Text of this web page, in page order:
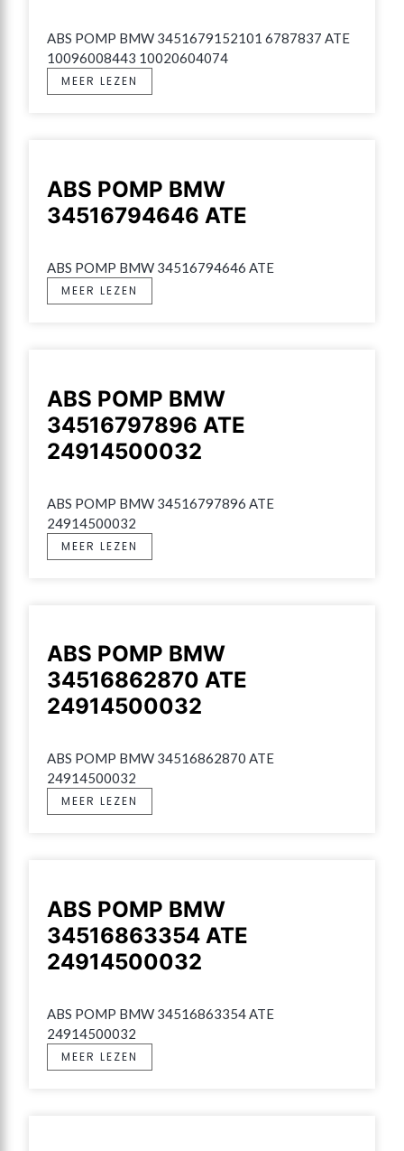
ABS POMP BMW 3451679152101 6787837 ATE
10096008443 10020604074
MEER LEZEN
ABS POMP BMW
34516794646 ATE
ABS POMP BMW 34516794646 ATE
MEER LEZEN
ABS POMP BMW
34516797896 ATE
24914500032
ABS POMP BMW 34516797896 ATE
24914500032
MEER LEZEN
ABS POMP BMW
34516862870 ATE
24914500032
ABS POMP BMW 34516862870 ATE
24914500032
MEER LEZEN
ABS POMP BMW
34516863354 ATE
24914500032
ABS POMP BMW 34516863354 ATE
24914500032
MEER LEZEN